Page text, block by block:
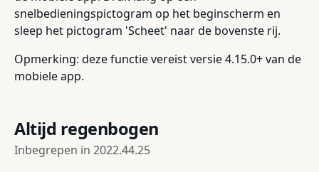
snelbedieningspictogram op het beginscherm en
sleep het pictogram 'Scheet' naar de bovenste rij.
Opmerking: deze functie vereist versie 4.15.0+ van de
mobiele app.
Altijd regenbogen
Inbegrepen in 2022.44.25